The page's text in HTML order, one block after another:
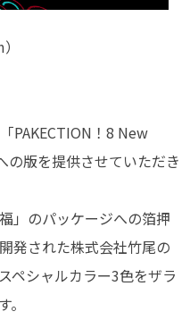
PAKECTION！8 New
版を提供させていただき
」のパッケージへの箔押
発された株式会社竹尾の
ペシャルカラー3色をザラ